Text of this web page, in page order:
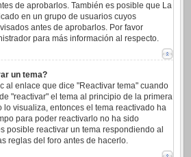
de aprobarlos. También es posible que La
en un grupo de usuarios cuyos
antes de aprobarlos. Por favor
para más información al respecto.
un tema?
al enlace que dice "Reactivar tema" cuando
"reactivar" el tema al principio de la primera
lo visualiza, entonces el tema reactivado ha
para poder reactivarlo no ha sido
posible reactivar un tema respondiendo al
reglas del foro antes de hacerlo.